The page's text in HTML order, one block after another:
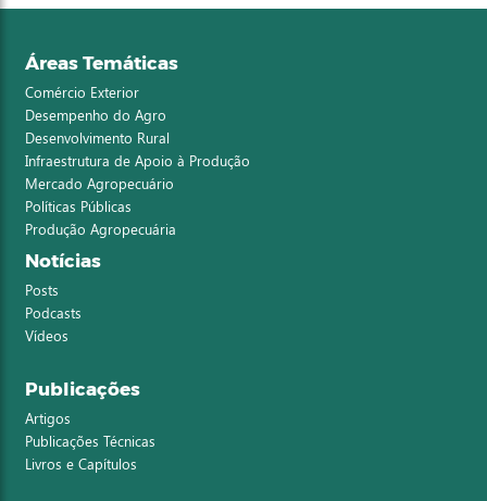
Áreas Temáticas
Comércio Exterior
Desempenho do Agro
Desenvolvimento Rural
Infraestrutura de Apoio à Produção
Mercado Agropecuário
Políticas Públicas
Produção Agropecuária
Notícias
Posts
Podcasts
Vídeos
Publicações
Artigos
Publicações Técnicas
Livros e Capítulos